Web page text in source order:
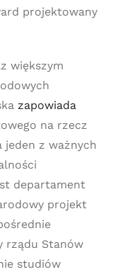
projektowany
większym
zapowiada
na rzecz
jeden z ważnych
departament
projekt
rządu Stanów
studiów